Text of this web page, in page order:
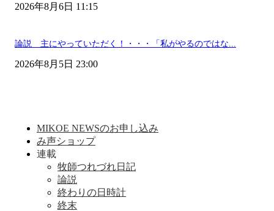
2026年8月6日 11:15
論説 主にやっていただく！・・・「私がやるのではな...
2026年8月5日 23:00
MIKOE NEWSのお申し込み
み声ショップ
連載
牧師つれづれ日記
論説
終わりの日時計
終末